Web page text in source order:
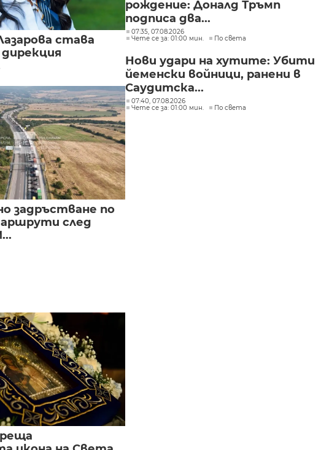
става
задръстване по
след
рождение: Доналд Тръмп
подписа два...
07:35, 07.08.2026
Чете се за: 01:00 мин.
По света
Нови удари на хутите: Убити
йеменски войници, ранени в
Саудитска...
07:40, 07.08.2026
Чете се за: 01:00 мин.
По света